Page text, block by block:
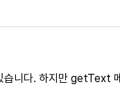
다. 하지만 getText